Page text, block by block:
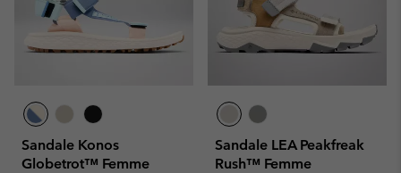
Sandale Konos
Globetrot™ Femme
Sandale LEA Peakfreak
Rush™ Femme